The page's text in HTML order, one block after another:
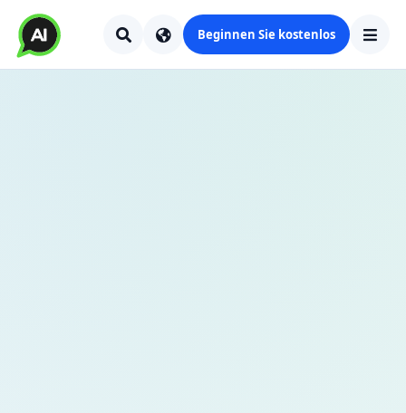
Beginnen Sie kostenlos